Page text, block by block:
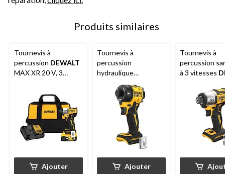
Produits similaires
Tournevis à
percussion DEWALT
MAX XR 20 V, 3
Ajouter
Tournevis à
percussion
hydraulique
silencieuxDEWALT
MAX XR 20 V, 1/4 po
Ajouter
Tournevis à
percussion
à 3 vitesses
XR, outil seul